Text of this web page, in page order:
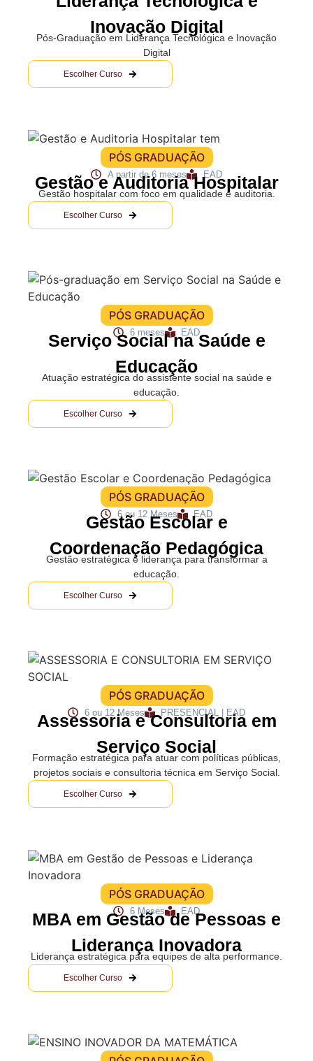
Inovação Digital
Pós-Graduação em Liderança Tecnológica e Inovação
Digital
Escolher Curso
PÓS GRADUAÇÃO
A partir de 6 meses EAD
Gestão e Auditoria Hospitalar
Gestão hospitalar com foco em qualidade e auditoria.
Escolher Curso
PÓS GRADUAÇÃO
6 meses EAD
Serviço Social na Saúde e
Educação
Atuação estratégica do assistente social na saúde e
educação.
Escolher Curso
PÓS GRADUAÇÃO
6 ou 12 Meses EAD
Gestão Escolar e
Coordenação Pedagógica
Gestão estratégica e liderança para transformar a
educação.
Escolher Curso
PÓS GRADUAÇÃO
6 ou 12 Meses PRESENCIAL | EAD
Assessoria e Consultoria em
Serviço Social
Formação estratégica para atuar com políticas públicas,
projetos sociais e consultoria técnica em Serviço Social.
Escolher Curso
PÓS GRADUAÇÃO
6 Meses EAD
MBA em Gestão de Pessoas e
Liderança Inovadora
Liderança estratégica para equipes de alta performance.
Escolher Curso